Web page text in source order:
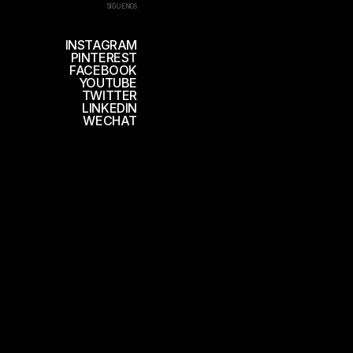
SÍGUENOS
INSTAGRAM
PINTEREST
FACEBOOK
YOUTUBE
TWITTER
LINKEDIN
WECHAT